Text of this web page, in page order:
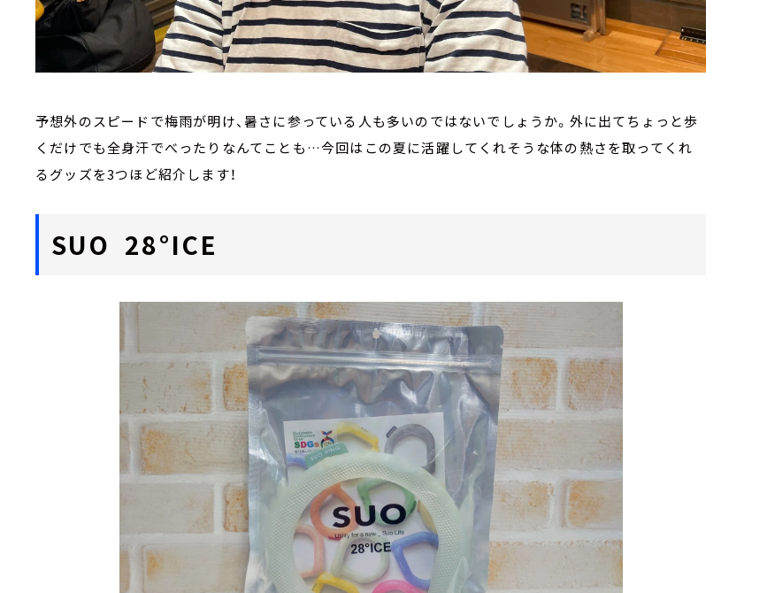
予想外のスピードで梅雨が明け、暑さに参っている人も多いのではないでしょうか。外に出てちょっと歩
くだけでも全身汗でべったりなんてことも…今回はこの夏に活躍してくれそうな体の熱さを取ってくれ
るグッズを3つほど紹介します！
SUO 28°ICE